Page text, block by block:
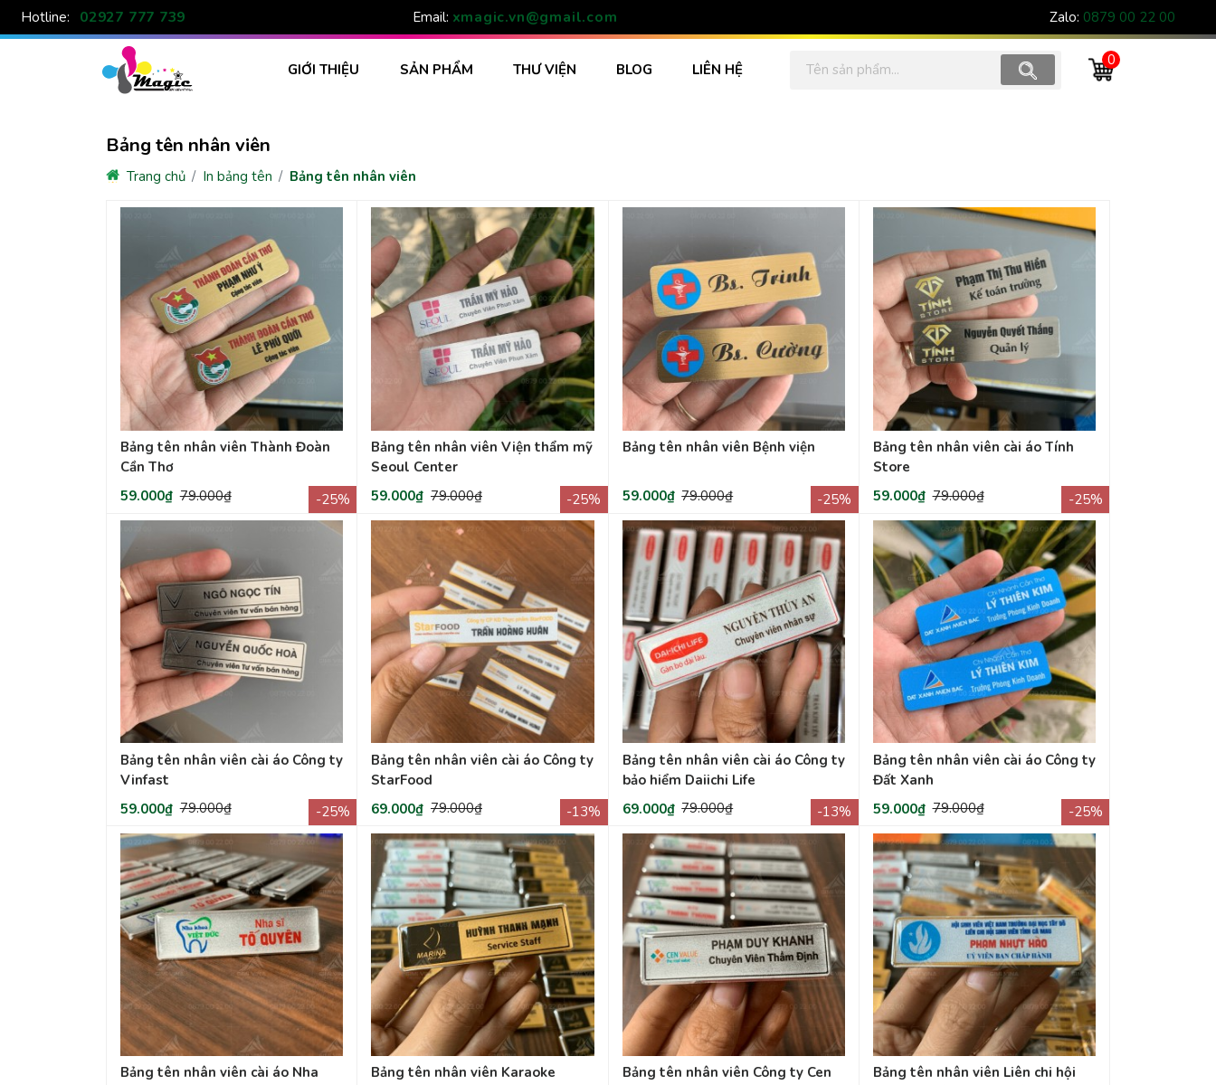
Bảng tên nhân viên
Trang chủ In bảng tên Bảng tên nhân viên
Bảng tên nhân viên Thành Đoàn
Cần Thơ
59.000₫ 79.000₫ -25%
Bảng tên nhân viên Viện thẩm mỹ
Seoul Center
59.000₫ 79.000₫ -25%
Bảng tên nhân viên Bệnh viện
59.000₫ 79.000₫ -25%
Bảng tên nhân viên cài áo Tính
Store
59.000₫ 79.000₫ -25%
Bảng tên nhân viên cài áo Công ty
Vinfast
59.000₫ 79.000₫ -25%
Bảng tên nhân viên cài áo Công ty
StarFood
69.000₫ 79.000₫ -13%
Bảng tên nhân viên cài áo Công ty
bảo hiểm Daiichi Life
69.000₫ 79.000₫ -13%
Bảng tên nhân viên cài áo Công ty
Đất Xanh
59.000₫ 79.000₫ -25%
Bảng tên nhân viên cài áo Nha
Bảng tên nhân viên Karaoke
Bảng tên nhân viên Công ty Cen
Bảng tên nhân viên Liên chi hội
Hotline: 02927 777 739 Email: xmagic.vn@gmail.com Zalo: 0879 00 22 00
GIỚI THIỆU SẢN PHẨM THƯ VIỆN BLOG LIÊN HỆ
0